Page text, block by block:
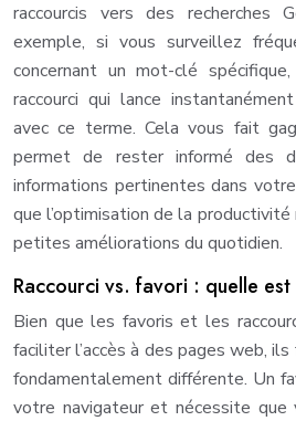
raccourcis vers des recherches
exemple, si vous surveillez
concernant un mot-clé
raccourci qui lance
avec ce terme. Cela vous fait
permet de rester informé des
informations pertinentes dans votre
que l’optimisation de la
petites améliorations du quotidien.
Raccourci vs. favori : quelle
Bien que les favoris et les
faciliter l’accès à des pages web,
fondamentalement différente. Un
votre navigateur et nécessite que